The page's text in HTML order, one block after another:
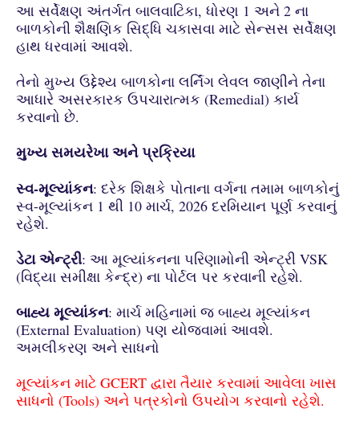
આ સર્વેક્ષણ અંતર્ગત બાલવાટિકા, ધોરણ 1 અને 2 ના
બાળકોની શૈક્ષણિક સિદ્ધિ ચકાસવા માટે સેન્સસ સર્વેક્ષણ
હાથ ધરવામાં આવશે.
તેનો મુખ્ય ઉદ્દેશ્ય બાળકોના લર્નિંગ લેવલ જાણીને તેના
આધારે અસરકારક ઉપચારાત્મક (Remedial) કાર્ય
કરવાનો છે.
મુખ્ય સમયરેખા અને પ્રક્રિયા
સ્વ-મૂલ્યાંકન: દરેક શિક્ષકે પોતાના વર્ગના તમામ બાળકોનું
સ્વ-મૂલ્યાંકન 1 થી 10 માર્ચ, 2026 દરમિયાન પૂર્ણ કરવાનું
રહેશે.
ડેટા એન્ટ્રી: આ મૂલ્યાંકનના પરિણામોની એન્ટ્રી VSK
(વિદ્યા સમીક્ષા કેન્દ્ર) ના પોર્ટલ પર કરવાની રહેશે.
બાહ્ય મૂલ્યાંકન: માર્ચ મહિનામાં જ બાહ્ય મૂલ્યાંકન
(External Evaluation) પણ યોજવામાં આવશે.
અમલીકરણ અને સાધનો
મૂલ્યાંકન માટે GCERT દ્વારા તૈયાર કરવામાં આવેલા ખાસ
સાધનો (Tools) અને પત્રકોનો ઉપયોગ કરવાનો રહેશે.